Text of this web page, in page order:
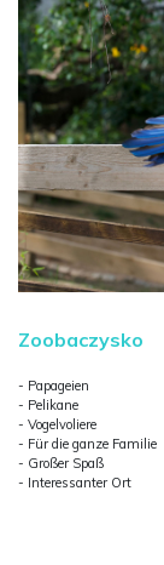
Zoobaczysko
- Papageien
- Pelikane
- Vogelvoliere
- Für die ganze Familie
- Großer Spaß
- Interessanter Ort